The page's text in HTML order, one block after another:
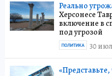
Реально
Херсонесе
включение в
под угрозой
30
ПОЛИТИКА